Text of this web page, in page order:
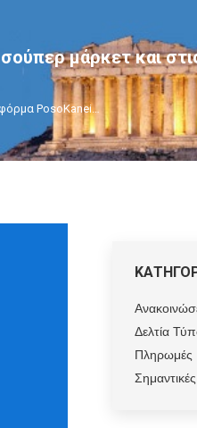
μάρκετ και
PosoKanei…
Δελτία
Πληρωμές